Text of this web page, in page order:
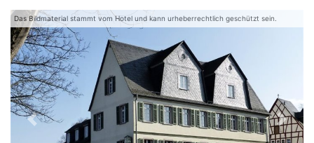
Das Bildmaterial stammt vom Hotel und kann urheberrechtlich geschützt sein.
Zurück